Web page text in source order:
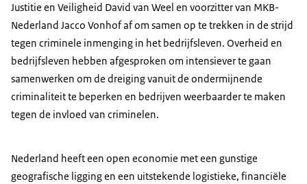
Justitie en Veiligheid David van Weel en voorzitter van MKB-
Nederland Jacco Vonhof af om samen op te trekken in de strijd
tegen criminele inmenging in het bedrijfsleven. Overheid en
bedrijfsleven hebben afgesproken om intensiever te gaan
samenwerken om de dreiging vanuit de ondermijnende
criminaliteit te beperken en bedrijven weerbaarder te maken
tegen de invloed van criminelen.
Nederland heeft een open economie met een gunstige
geografische ligging en een uitstekende logistieke, financiële